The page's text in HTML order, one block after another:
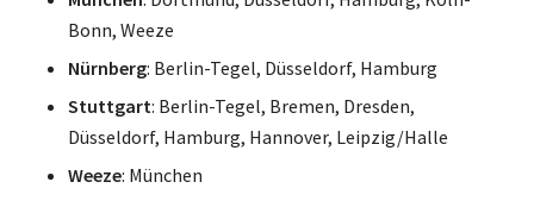
Bonn, Weeze
Nürnberg: Berlin-Tegel, Düsseldorf, Hamburg
Stuttgart: Berlin-Tegel, Bremen, Dresden,
Düsseldorf, Hamburg, Hannover, Leipzig/Halle
Weeze: München